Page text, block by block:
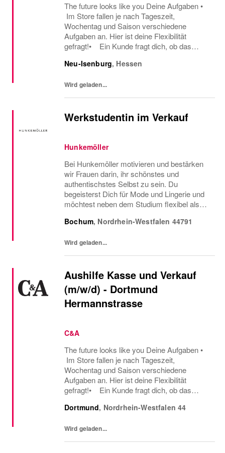
The future looks like you Deine Aufgaben •
Im Store fallen je nach Tageszeit,
Wochentag und Saison verschiedene
Aufgaben an. Hier ist deine Flexibilität
gefragt!• Ein Kunde fragt dich, ob das
Größe verfügbar ist oder welcher Gürtel gut
Neu-Isenburg, Hessen
Wird geladen...
Werkstudentin im Verkauf
Hunkemöller
Bei Hunkemöller motivieren und bestärken
wir Frauen darin, ihr schönstes und
authentischstes Selbst zu sein. Du
begeisterst Dich für Mode und Lingerie und
möchtest neben dem Studium flexibel als
Einzelhandel arbeiten? Dann suchen wir
Bochum, Nordrhein-Westfalen 44791
Wird geladen...
Aushilfe Kasse und Verkauf
(m/w/d) - Dortmund
Hermannstrasse
C&A
The future looks like you Deine Aufgaben •
Im Store fallen je nach Tageszeit,
Wochentag und Saison verschiedene
Aufgaben an. Hier ist deine Flexibilität
gefragt!• Ein Kunde fragt dich, ob das
Größe verfügbar ist oder welcher Gürtel gut
Dortmund, Nordrhein-Westfalen 44
Wird geladen...